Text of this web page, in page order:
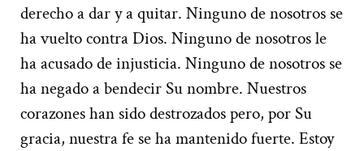
derecho a dar y a quitar. Ninguno de nosotros se
ha vuelto contra Dios. Ninguno de nosotros le
ha acusado de injusticia. Ninguno de nosotros se
ha negado a bendecir Su nombre. Nuestros
corazones han sido destrozados pero, por Su
gracia, nuestra fe se ha mantenido fuerte. Estoy